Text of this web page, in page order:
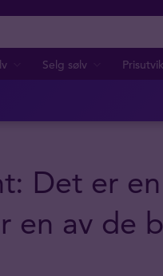
Selg sølv
Det er
en av de